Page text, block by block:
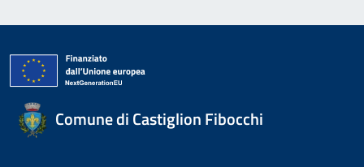
Comune di Castiglion Fibocchi